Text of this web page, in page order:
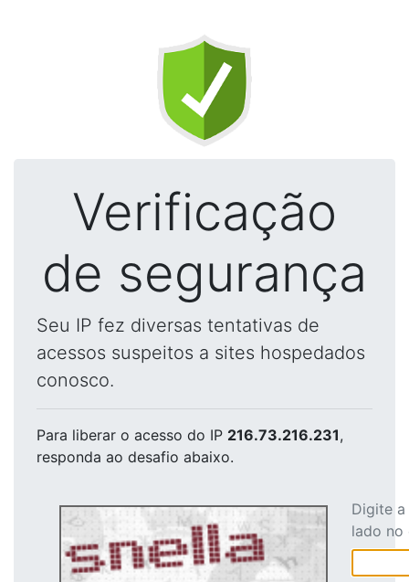
Verificação
de segurança
Seu IP fez diversas tentativas de
acessos suspeitos a sites hospedados
conosco.
Para liberar o acesso do IP 216.73.216.231,
responda ao desafio abaixo.
Digite
lado no